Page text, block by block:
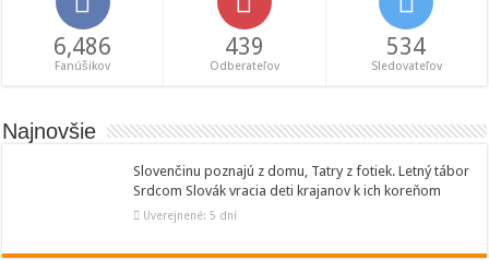
6,486
Fanúšikov
439
Odberateľov
534
Sledovateľov
Najnovšie
Slovenčinu poznajú z domu, Tatry z fotiek. Letný tábor
Srdcom Slovák vracia deti krajanov k ich koreňom
Uverejnené: 5 dní